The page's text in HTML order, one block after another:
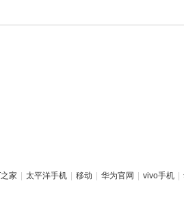
家 | 太平洋手机 | 移动 | 华为官网 | vivo手机 |